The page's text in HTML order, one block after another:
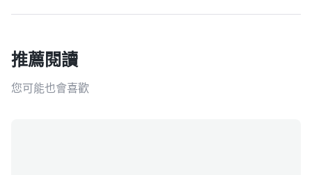
推薦閱讀
您可能也會喜歡